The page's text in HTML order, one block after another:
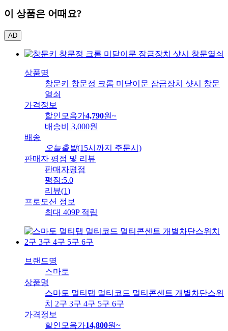
이 상품은 어때요?
AD
상품명
창문키 창문정 크롬 미닫이문 잠금장치 샷시 창문
열쇠
가격정보
할인모음가4,790원~
배송비
3,000원
배송
오늘출발(15시까지 주문시)
판매자 평점 및 리뷰
판매자평점
평점:5.0
리뷰(1)
프로모션 정보
최대 409P 적립
브랜드명
스마토
상품명
스마토 멀티탭 멀티코드 멀티콘센트 개별차단스위
치 2구 3구 4구 5구 6구
가격정보
할인모음가14,800원~